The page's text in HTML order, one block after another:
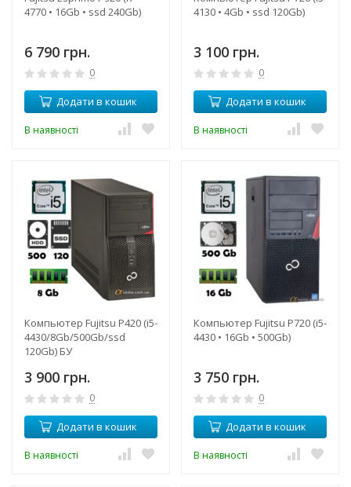
4770 • 16Gb • ssd 240Gb)
6 790 грн.
0
Додати в кошик
В наявності
4130 • 4Gb • ssd 120Gb)
3 100 грн.
0
Додати в кошик
В наявності
Компьютер Fujitsu P420 (i5-
4430/8Gb/500Gb/ssd
120Gb) БУ
3 900 грн.
0
Додати в кошик
В наявності
Компьютер Fujitsu P720 (i5-
4430 • 16Gb • 500Gb)
3 750 грн.
0
Додати в кошик
В наявності